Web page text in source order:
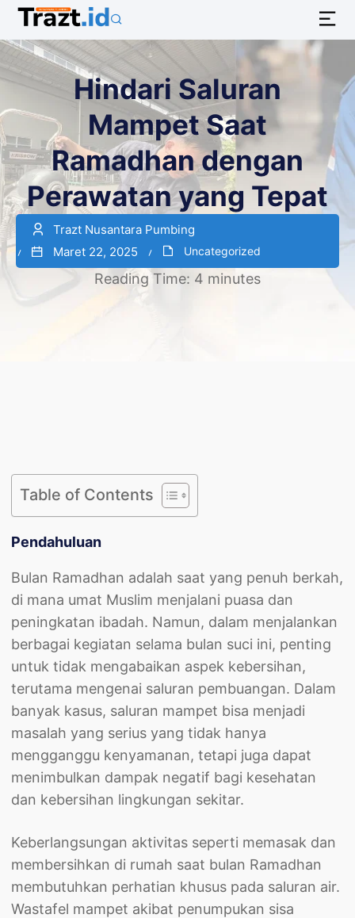
Hindari Saluran
Mampet Saat
Ramadhan dengan
Perawatan yang Tepat
Trazt Nusantara Pumbing
Maret 22, 2025
Uncategorized
Reading Time: 4 minutes
Table of Contents
Pendahuluan
Bulan Ramadhan adalah saat yang penuh berkah,
di mana umat Muslim menjalani puasa dan
peningkatan ibadah. Namun, dalam menjalankan
berbagai kegiatan selama bulan suci ini, penting
untuk tidak mengabaikan aspek kebersihan,
terutama mengenai saluran pembuangan. Dalam
banyak kasus, saluran mampet bisa menjadi
masalah yang serius yang tidak hanya
mengganggu kenyamanan, tetapi juga dapat
menimbulkan dampak negatif bagi kesehatan
dan kebersihan lingkungan sekitar.
Keberlangsungan aktivitas seperti memasak dan
membersihkan di rumah saat bulan Ramadhan
membutuhkan perhatian khusus pada saluran air.
Wastafel mampet akibat penumpukan sisa